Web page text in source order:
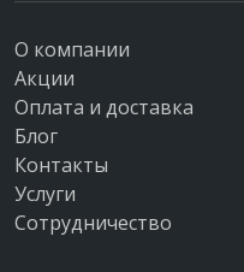
О компании
Акции
Оплата и доставка
Блог
Контакты
Услуги
Сотрудничество